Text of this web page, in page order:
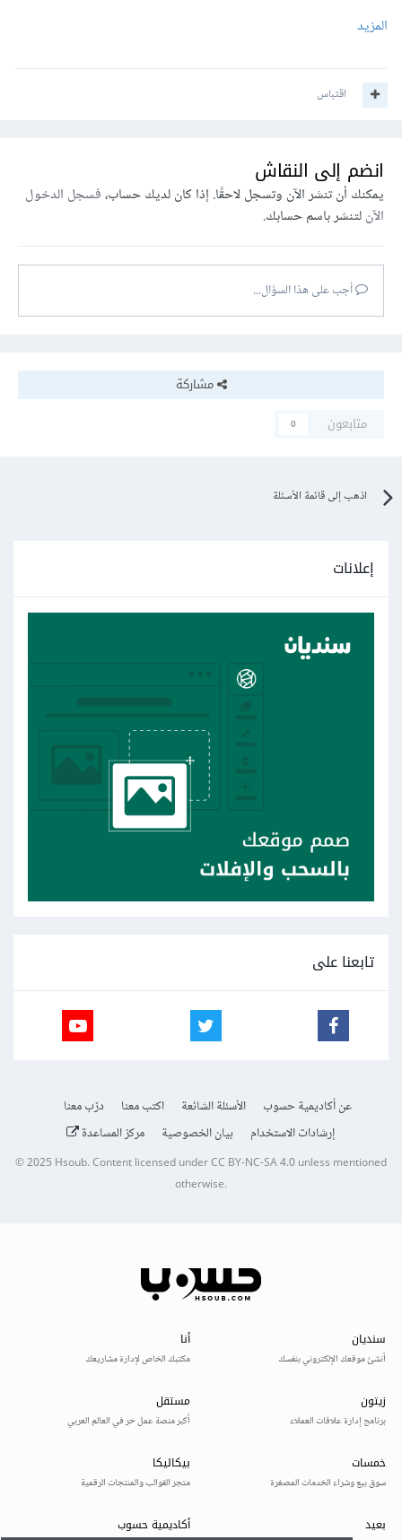
المزيد
اقتباس
انضم إلى النقاش
يمكنك أن تنشر الآن وتسجل لاحقًا. إذا كان لديك حساب،فسجل الدخول
الآنلتنشر باسم حسابك.
أجب على هذا السؤال...
مشاركة
متابعون
0
اذهب إلى قائمة الأسئلة
إعلانات
تابعنا على
عن أكاديمية حسوب الأسئلة الشائعة اكتب معنا
درّب معنا
إرشادات الاستخدام
بيان الخصوصية مركز المساعدة
© 2025Hsoub.Content licensed underCC BY-NC-SA 4.0unless mentioned
otherwise.